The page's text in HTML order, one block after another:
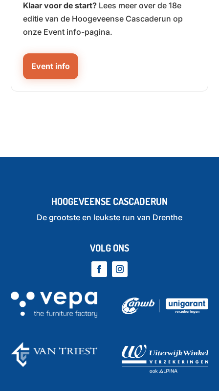
Klaar voor de start? Lees meer over de 18e
editie van de Hoogeveense Cascaderun op
onze Event info-pagina.
Event info
HOOGEVEENSE CASCADERUN
De grootste en leukste run van Drenthe
VOLG ONS